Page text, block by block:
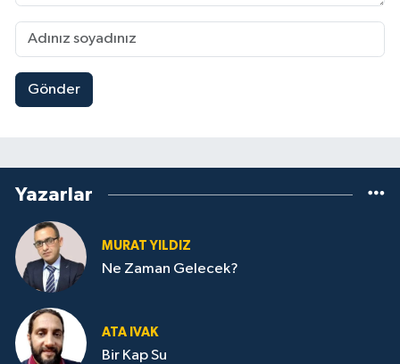
Gönder
Yazarlar
MURAT YILDIZ
Ne Zaman Gelecek?
ATA IVAK
Bir Kap Su